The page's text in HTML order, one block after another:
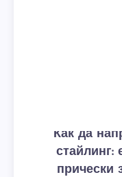
Как да
стайлинг:
прически